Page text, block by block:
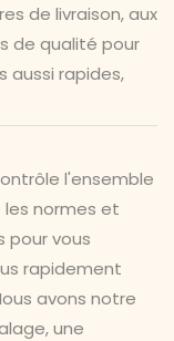
de livraison, aux
de qualité pour
aussi rapides,
l'ensemble
les normes et
pour vous
rapidement
avons notre
une